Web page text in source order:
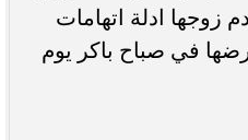
زوجها ادلة اتهامات
في صباح باكر يوم